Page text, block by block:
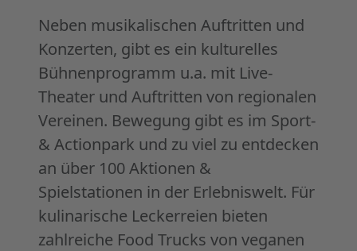
Neben musikalischen Auftritten und
Konzerten, gibt es ein kulturelles
Bühnenprogramm u.a. mit Live-
Theater und Auftritten von regionalen
Vereinen. Bewegung gibt es im Sport-
& Actionpark und zu viel zu entdecken
an über 100 Aktionen &
Spielstationen in der Erlebniswelt. Für
kulinarische Leckerreien bieten
zahlreiche Food Trucks von veganen